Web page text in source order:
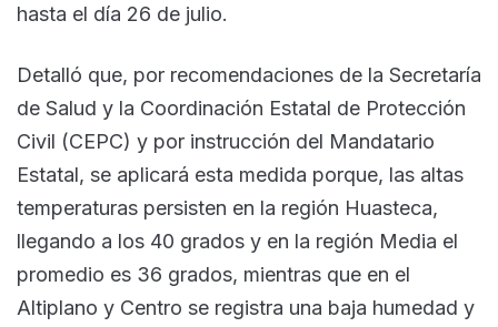
hasta el día 26 de julio.
Detalló que, por recomendaciones de la Secretaría
de Salud y la Coordinación Estatal de Protección
Civil (CEPC) y por instrucción del Mandatario
Estatal, se aplicará esta medida porque, las altas
temperaturas persisten en la región Huasteca,
llegando a los 40 grados y en la región Media el
promedio es 36 grados, mientras que en el
Altiplano y Centro se registra una baja humedad y